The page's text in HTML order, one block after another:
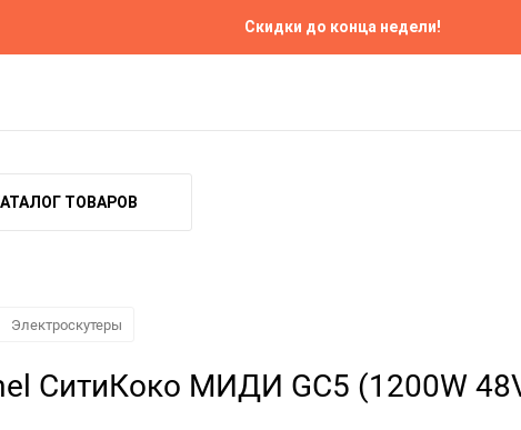
Скидки до конца недели!
Оплата и доставка Прокат Ремонт Контакты
ТОВАРОВ
Электроскутеры
СитиКоко MИДИ GC5 (1200W